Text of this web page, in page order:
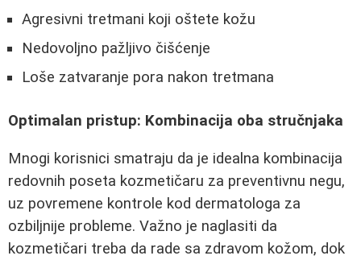
Agresivni tretmani koji oštete kožu
Nedovoljno pažljivo čišćenje
Loše zatvaranje pora nakon tretmana
Optimalan pristup: Kombinacija oba stručnjaka
Mnogi korisnici smatraju da je idealna kombinacija
redovnih poseta kozmetičaru za preventivnu negu,
uz povremene kontrole kod dermatologa za
ozbiljnije probleme. Važno je naglasiti da
kozmetičari treba da rade sa zdravom kožom, dok